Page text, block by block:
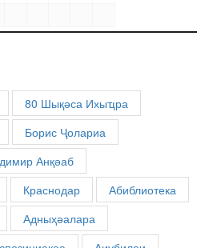
80 Шықәса Ихыҵра
Борис Ҷолариа
Анқәаб
Краснодар
Абиблиотека
Адныҳәалара